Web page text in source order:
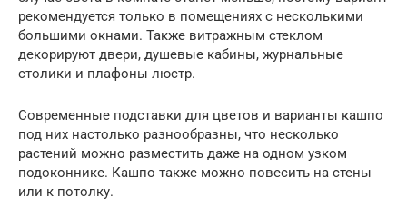
рекомендуется только в помещениях с несколькими
большими окнами. Также витражным стеклом
декорируют двери, душевые кабины, журнальные
столики и плафоны люстр.
Современные подставки для цветов и варианты кашпо
под них настолько разнообразны, что несколько
растений можно разместить даже на одном узком
подоконнике. Кашпо также можно повесить на стены
или к потолку.